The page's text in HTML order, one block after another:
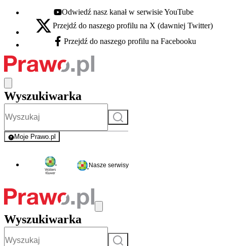
Youtube - otwiera się w nowej karcie
Odwiedź nasz kanał w serwisie YouTube
X - otwiera się w nowej karcie
Przejdź do naszego profilu na X (dawniej Twitter)
Facebook - otwiera się w nowej karcie
Przejdź do naszego profilu na Facebooku
Wyszukiwarka
Szukaj
Moje Prawo.pl
- rejestracja i logowanie do serwisu
Nasze serwisy
Wyszukiwarka
Szukaj